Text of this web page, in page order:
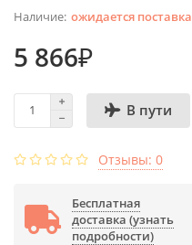
ожидается поставка
5 866₽
В пути
Отзывы: 0
Бесплатная
доставка (узнать
подробности)